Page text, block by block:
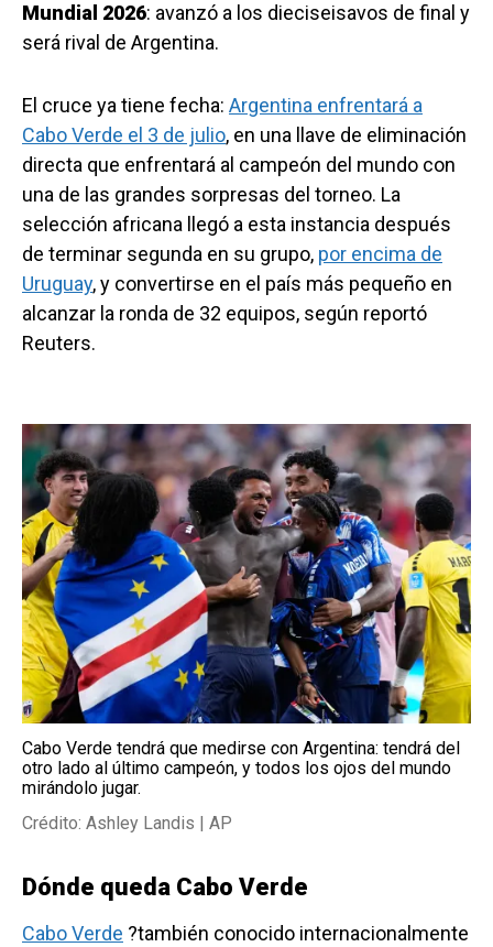
Mundial 2026: avanzó a los dieciseisavos de final y
será rival de Argentina.
El cruce ya tiene fecha: Argentina enfrentará a
Cabo Verde el 3 de julio, en una llave de eliminación
directa que enfrentará al campeón del mundo con
una de las grandes sorpresas del torneo. La
selección africana llegó a esta instancia después
de terminar segunda en su grupo, por encima de
Uruguay, y convertirse en el país más pequeño en
alcanzar la ronda de 32 equipos, según reportó
Reuters.
Cabo Verde tendrá que medirse con Argentina: tendrá del
otro lado al último campeón, y todos los ojos del mundo
mirándolo jugar.
Crédito: Ashley Landis | AP
Dónde queda Cabo Verde
Cabo Verde ?también conocido internacionalmente